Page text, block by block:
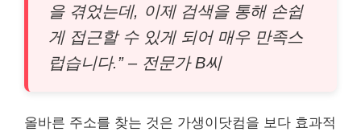
을 겪었는데, 이제 검색을 통해 손쉽
게 접근할 수 있게 되어 매우 만족스
럽습니다.” – 전문가 B씨
올바른 주소를 찾는 것은 가생이닷컴을 보다 효과적